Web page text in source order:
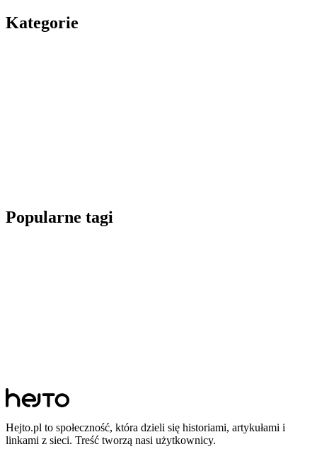
Kategorie
Popularne tagi
Hejto.pl to społeczność, która dzieli się historiami, artykułami i
linkami z sieci. Treść tworzą nasi użytkownicy.